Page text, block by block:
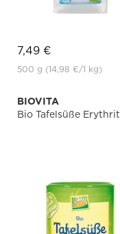
7,49 €
500 g (14,98 €/1 kg)
BIOVITA
Bio Tafelsüße Erythrit